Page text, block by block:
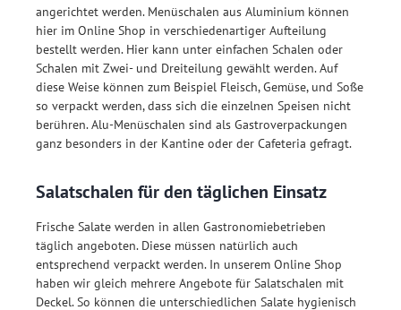
angerichtet werden. Menüschalen aus Aluminium können
hier im Online Shop in verschiedenartiger Aufteilung
bestellt werden. Hier kann unter einfachen Schalen oder
Schalen mit Zwei- und Dreiteilung gewählt werden. Auf
diese Weise können zum Beispiel Fleisch, Gemüse, und Soße
so verpackt werden, dass sich die einzelnen Speisen nicht
berühren. Alu-Menüschalen sind als Gastroverpackungen
ganz besonders in der Kantine oder der Cafeteria gefragt.
Salatschalen für den täglichen Einsatz
Frische Salate werden in allen Gastronomiebetrieben
täglich angeboten. Diese müssen natürlich auch
entsprechend verpackt werden. In unserem Online Shop
haben wir gleich mehrere Angebote für Salatschalen mit
Deckel. So können die unterschiedlichen Salate hygienisch